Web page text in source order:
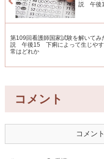
説 午後
第109回看護師国家試験を解いて
説 午後15 下痢によって生じやす
常はどれか
コメント
コメン